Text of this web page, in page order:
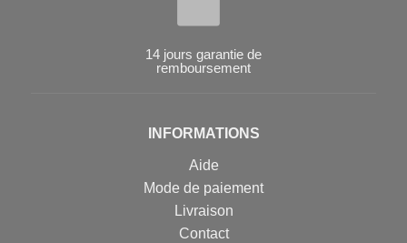
14 jours garantie de
remboursement
INFORMATIONS
Aide
Mode de paiement
Livraison
Contact